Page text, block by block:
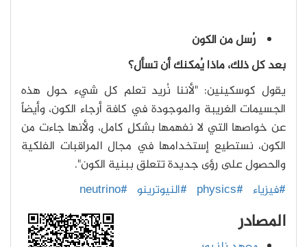
رُسل من الكون
بعد كل ذلك، ماذا يُمكنك أن تسأل؟
يقول كوسكينين: "لأننا نُريد تعلم كل شيء حول هذه
الجسيمات الغريبة والموجودة في كافة أرجاء الكون، وأيضاً
عن خواصها التي لا نفهمها بشكلٍ كامل، ولأنها جاءت من
الكون، نستطيع إستخدامها في مجال المراقبات الفلكية
والحصول على رؤى جديدة تتعلق ببنية الكون".
#فيزياء #physics #النيوترينو #neutrino
المصادر